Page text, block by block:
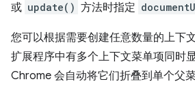
或 update() 方法时指定
您可以根据需要创建任意数量的上下
扩展程序中有多个上下文菜单项同时
Chrome 会自动将它们折叠到单个父菜